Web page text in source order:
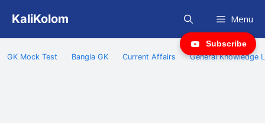
content
KaliKolom Menu
GK Mock Test Bangla GK Current Affairs General Knowledge
Subscribe